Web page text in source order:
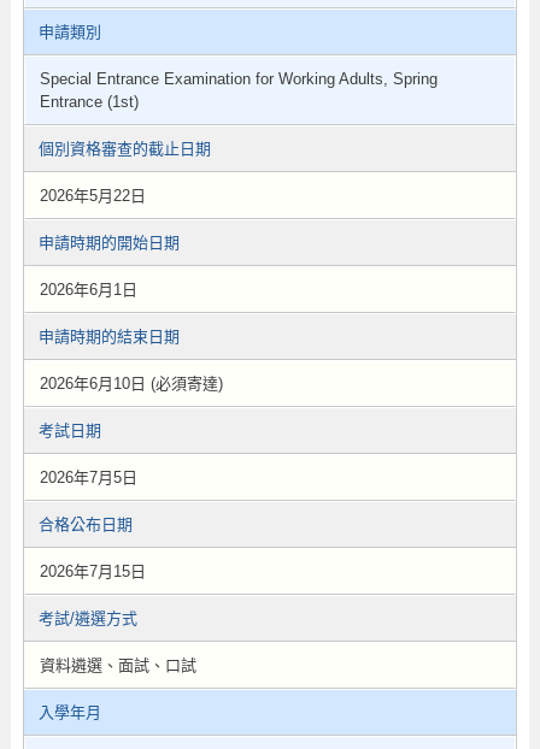
申請類別
Special Entrance Examination for Working Adults, Spring
Entrance (1st)
個別資格審查的截止日期
2026年5月22日
申請時期的開始日期
2026年6月1日
申請時期的結束日期
2026年6月10日 (必須寄達)
考試日期
2026年7月5日
合格公布日期
2026年7月15日
考試/遴選方式
資料遴選、面試、口試
入學年月